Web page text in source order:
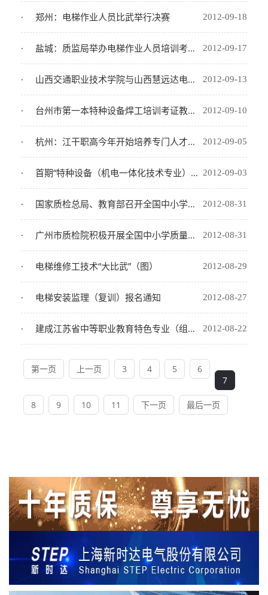
郑州：电梯作业人员比武举行决赛 2012-09-18
盐城：质监局举办电梯作业人员培训考试班 2012-09-17
山西交通职业技术学院与山西慧远达电梯有限公司签订校企合作协议 2012-09-13
台州市第一本特种设备焊工培训考证教材正式出炉（图） 2012-09-10
杭州：江干职高今年开始培养专门人才（图） 2012-09-05
首期“特种设备（机电一体化技术专业）学历教育培训班” 开学典礼在南京工业大学隆重举行（组图） 2012-09-03
国家质检总局、教育部召开全国中小学质量教育社会实践基地申报评审培训会 2012-08-31
广州市质检院积极开展全国中小学质量教育社会实践基地建设工作 2012-08-31
电梯维修工技术“大比武”（图） 2012-08-29
电梯安装监理（复训）报名通知 2012-08-27
建成江苏省中等职业教育特色专业（组图） 2012-08-22
第一页 上一页 3 4 5
6
7
8 9 10 11 下一页 最后一页